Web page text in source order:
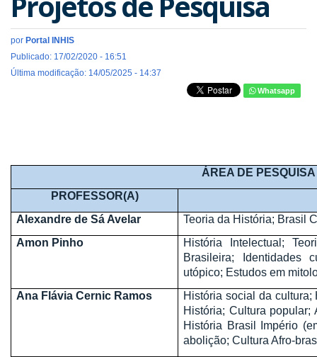
por Portal INHIS
Publicado: 17/02/2020 - 16:51
Última modificação: 14/05/2025 - 14:37
Whatsapp
ÁREA DE
PROFESSOR(A)
Alexandre de Sá Avelar
Teoria da História; Brasil
Amon Pinho
História Intelectual;
Brasileira; Identidades
utópico; Estudos em
Ana Flávia Cernic Ramos
História social da cultura;
História; Cultura
História Brasil Império
abolição; Cultura Afro-